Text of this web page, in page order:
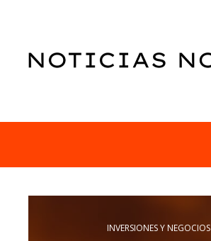
INVERSIONES Y NEGOCIOS